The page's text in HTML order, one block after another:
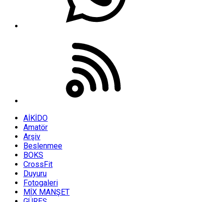
AİKİDO
Amatör
Arşiv
Beslenmee
BOKS
CrossFit
Duyuru
Fotogaleri
MİX MANŞET